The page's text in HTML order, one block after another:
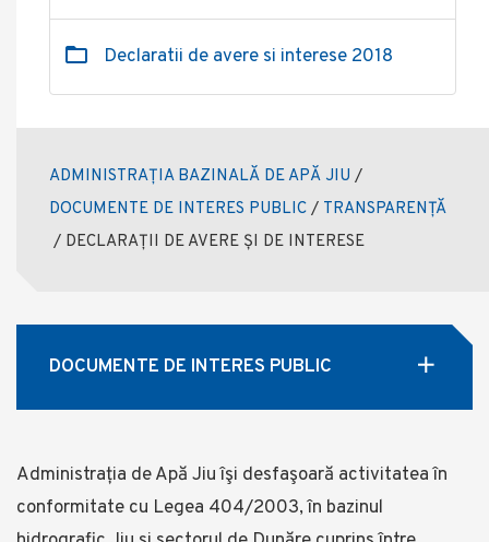
Declaratii de avere si interese 2018
ADMINISTRAȚIA BAZINALĂ DE APĂ JIU /
DOCUMENTE DE INTERES PUBLIC / TRANSPARENȚĂ
/ DECLARAȚII DE AVERE ȘI DE INTERESE
DOCUMENTE DE INTERES PUBLIC
Administrația de Apă Jiu îşi desfaşoară activitatea în
conformitate cu Legea 404/2003, în bazinul